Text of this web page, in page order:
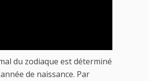
du zodiaque est déterminé
de naissance. Par